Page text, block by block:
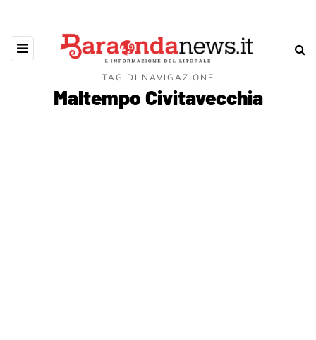
TAG DI NAVIGAZIONE
Maltempo Civitavecchia